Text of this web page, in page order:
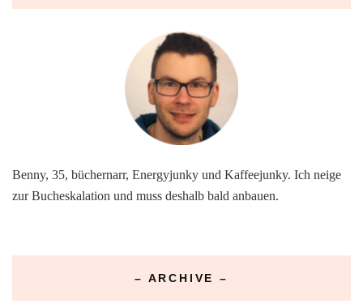
Benny, 35, büchernarr, Energyjunky und Kaffeejunky. Ich neige
zur Bucheskalation und muss deshalb bald anbauen.
– ARCHIVE –